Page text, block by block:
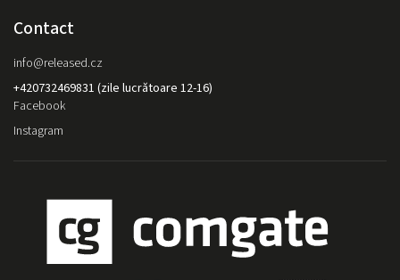
Contact
info@released.cz
+420732469831 (zile lucrătoare 12-16)
Facebook
Instagram